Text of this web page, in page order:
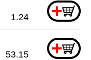
+
1.24
+
53.15